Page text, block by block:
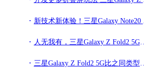
新技术新体验！三星Galaxy Note20 Ultra树立科技标杆
人无我有，三星Galaxy Z Fold2 5G的那些亮点优势
三星Galaxy Z Fold2 5G比之同类型产品如何？结果令人惊喜